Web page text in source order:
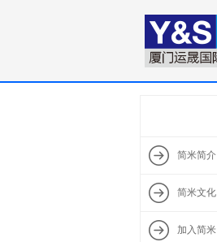
简米简介
简米文化
加入简米